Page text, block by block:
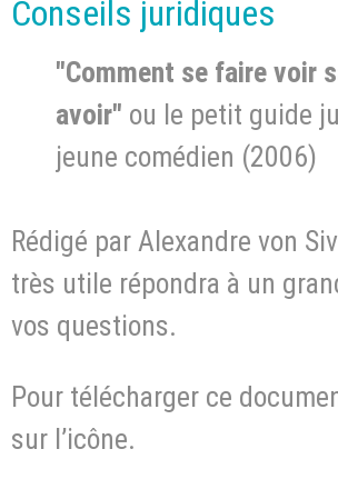
Conseils juridiques
"Comment se faire voir
avoir" ou le petit guide
jeune comédien (2006)
Rédigé par Alexandre von
très utile répondra à un
vos questions.
Pour télécharger ce
sur l’icône.